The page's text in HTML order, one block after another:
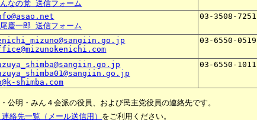
なの党 送信フォーム
慶一郎 送信フォーム
03-3508-7251
03-6550-0519
shimba.com
03-6550-1011
明・みん４会派の役員、および民主党役員の連絡先です。
絡先一覧（メール送信用） をご利用ください。